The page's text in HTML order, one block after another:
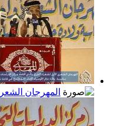
المهرجان